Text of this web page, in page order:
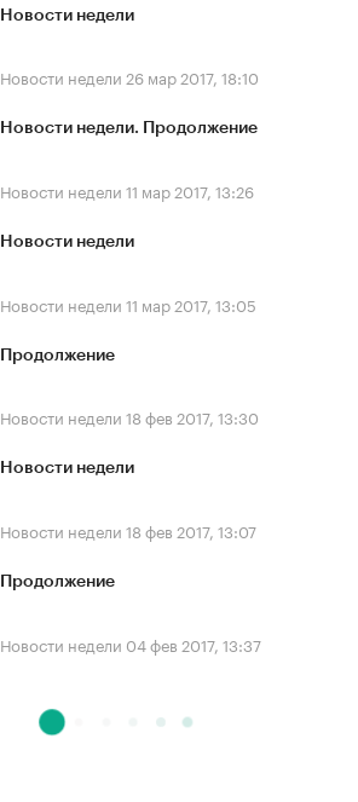
Новости недели
Новости недели 26 мар 2017, 18:10
Новости недели. Продолжение
Новости недели 11 мар 2017, 13:26
Новости недели
Новости недели 11 мар 2017, 13:05
Продолжение
Новости недели 18 фев 2017, 13:30
Новости недели
Новости недели 18 фев 2017, 13:07
Продолжение
Новости недели 04 фев 2017, 13:37